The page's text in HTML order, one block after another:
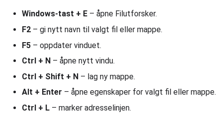
Windows-tast + E – åpne Filutforsker.
F2 – gi nytt navn til valgt fil eller mappe.
F5 – oppdater vinduet.
Ctrl + N – åpne nytt vindu.
Ctrl + Shift + N – lag ny mappe.
Alt + Enter – åpne egenskaper for valgt fil eller mappe.
Ctrl + L – marker adresselinjen.